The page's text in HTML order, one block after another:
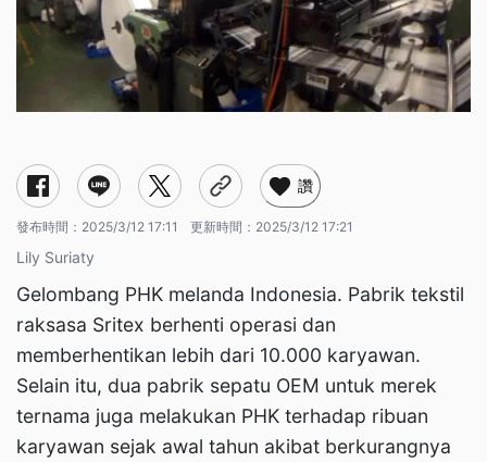
讚
發布時間： 2025/3/12 17:11 更新時間： 2025/3/12 17:21
Lily Suriaty
Gelombang PHK melanda Indonesia. Pabrik tekstil
raksasa Sritex berhenti operasi dan
memberhentikan lebih dari 10.000 karyawan.
Selain itu, dua pabrik sepatu OEM untuk merek
ternama juga melakukan PHK terhadap ribuan
karyawan sejak awal tahun akibat berkurangnya